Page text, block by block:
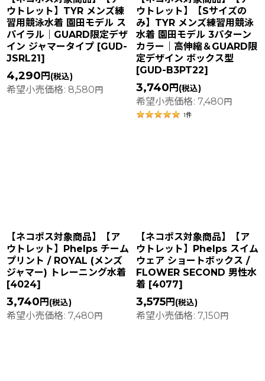
ウトレット】TYR メンズ練
習用競泳水着 園田モデル ス
パイラル｜GUARD限定デザ
イン ジャマータイプ [GUD-
JSRL21 ]
4,290 円 (税込)
希望小売価格: 8,580円
ウトレット】【Sサイズの
み】TYR メンズ練習用競泳
水着 園田モデル 3パターン
カラー｜高伸縮＆GUARD限
定デザイン ボックス型
[GUD-B3PT22]
3,740 円 (税込)
希望小売価格: 7,480円
1件
【ネコポス対象商品】【ア
ウトレット】Phelps チーム
プリント / ROYAL (メンズ
ジャマー) トレーニング水着
[4024]
3,740 円 (税込)
希望小売価格: 7,480円
【ネコポス対象商品】【ア
ウトレット】Phelps スイム
ウェア ショートボックス /
FLOWER SECOND 男性水
着 [4077]
3,575円 (税込)
希望小売価格: 7,150円